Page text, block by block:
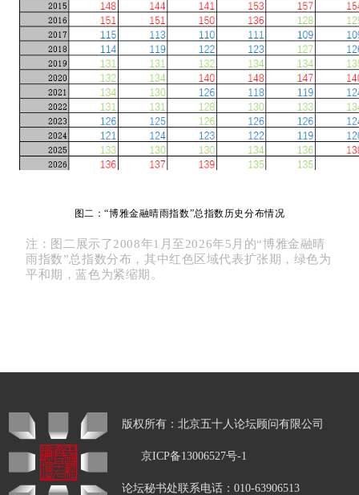
图二：“博雅金融晴雨指数”总指数历史分布情况
注：图 二 展示了2008年1月至2026年5 月的“博雅金融晴
雨指数”总指数分布，其中红色区域代表扩张期，绿色为
平和期，蓝色为紧缩期。
版权所有：北京五十人论坛顾问有限公司
京ICP备13006527号-1
论坛秘书处联系电话：010-63906513